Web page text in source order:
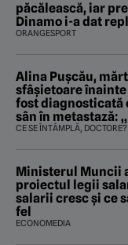
păcălească, iar
Dinamo i-a dat
fost istoria”
ORANGESPORT
Alina Pușcău,
sfâșietoare
fost diagnosticată
sân în metastază:
tratament care o
CE SE ÎNTÂMPLĂ, DOCTORE?
Ministerul Muncii
proiectul legii
salarii cresc și ce
fel
ECONOMEDIA